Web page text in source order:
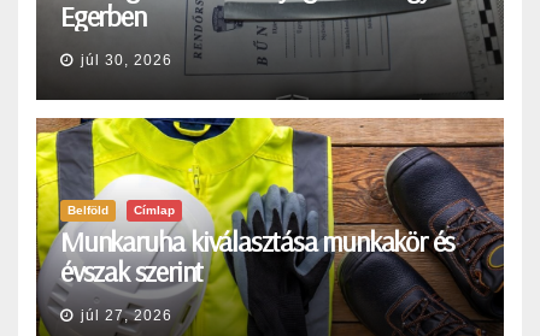
Egerben
júl 30, 2026
Belföld Címlap
Munkaruha kiválasztása munkakör és
évszak szerint
júl 27, 2026